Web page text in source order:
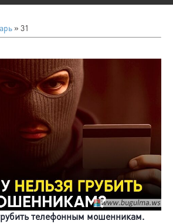
» 31
телефонным мошенникам.